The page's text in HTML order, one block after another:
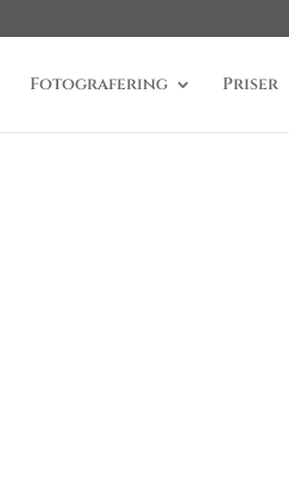
Fotografering Priser